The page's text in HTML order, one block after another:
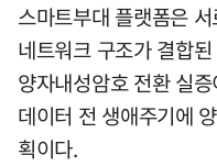
스마트부대 플랫폼은
네트워크 구조가 결합
양자내성암호 전환 실
데이터 전 생애주기에
획이다.